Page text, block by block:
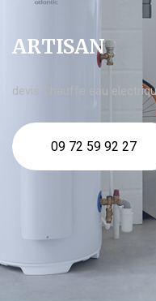
ARTISAN
devis Chauffe eau
09 72 59 92 27